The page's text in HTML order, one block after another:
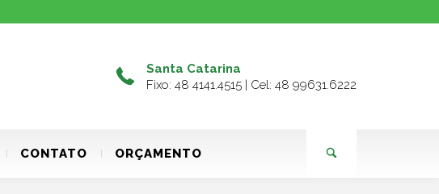
Santa Catarina
Fixo: 48 4141.4515 | Cel: 48 99631.6222
CONTATO ORÇAMENTO